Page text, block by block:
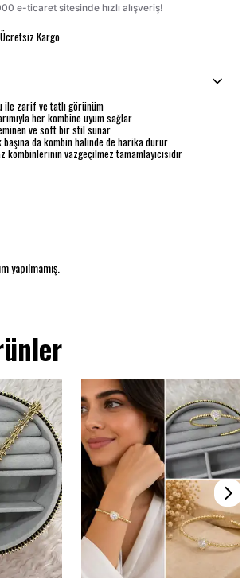
Kargo
ile zarif ve tatlı görünüm
her kombine uyum sağlar
ve soft bir stil sunar
başına da kombin halinde de harika durur
kombinlerinin vazgeçilmez tamamlayıcısıdır
yapılmamış.